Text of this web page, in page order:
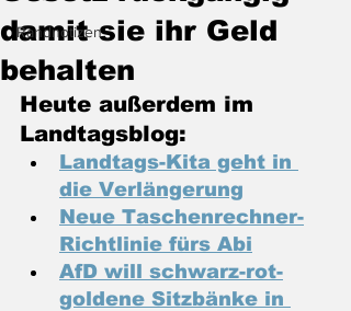
Randnotizen
damit sie ihr Geld
behalten
Heute außerdem im
Landtagsblog:
Landtags-Kita geht in
die Verlängerung
Neue Taschenrechner-
Richtlinie fürs Abi
AfD will schwarz-rot-
goldene Sitzbänke in